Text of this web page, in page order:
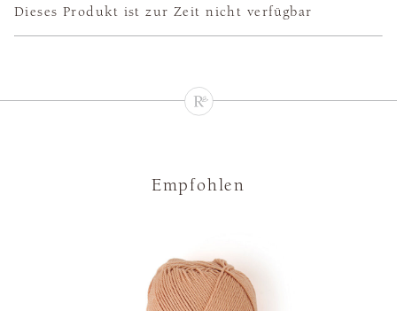
Dieses Produkt ist zur Zeit nicht verfügbar
Empfohlen